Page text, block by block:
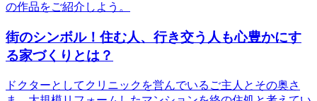
の作品をご紹介しよう。
街のシンボル！住む人、行き交う人も心豊かにす
る家づくりとは？
ドクターとしてクリニックを営んでいるご主人とその奥さ